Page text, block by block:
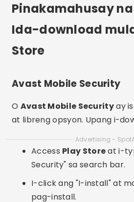
Pinakamahusay
Ida-download
Store
Avast Mobile Security
O Avast Mobile Securityay
at libreng opsyon. Upang i-
Advertising -
Access Play Storeat i-
Security" sa search bar.
I-click ang "I-install" at
pag-install.